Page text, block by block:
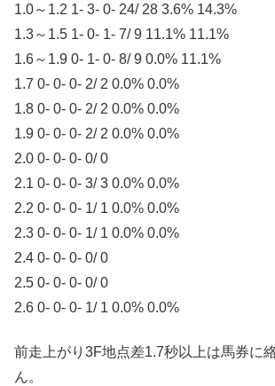
1.0～1.2 1- 3- 0- 24/ 28 3.6% 14.3%
1.3～1.5 1- 0- 1- 7/ 9 11.1% 11.1%
1.6～1.9 0- 1- 0- 8/ 9 0.0% 11.1%
1.7 0- 0- 0- 2/ 2 0.0% 0.0%
1.8 0- 0- 0- 2/ 2 0.0% 0.0%
1.9 0- 0- 0- 2/ 2 0.0% 0.0%
2.0 0- 0- 0- 0/ 0
2.1 0- 0- 0- 3/ 3 0.0% 0.0%
2.2 0- 0- 0- 1/ 1 0.0% 0.0%
2.3 0- 0- 0- 1/ 1 0.0% 0.0%
2.4 0- 0- 0- 0/ 0
2.5 0- 0- 0- 0/ 0
2.6 0- 0- 0- 1/ 1 0.0% 0.0%
前走上がり3F地点差1.7秒以上は馬券に
ん。